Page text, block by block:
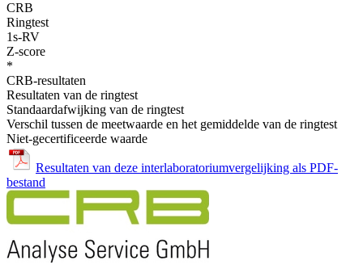
CRB
Ringtest
1s-RV
Z-score
*
CRB-resultaten
Resultaten van de ringtest
Standaardafwijking van de ringtest
Verschil tussen de meetwaarde en het gemiddelde van de ringtest
Niet-gecertificeerde waarde
Resultaten van deze interlaboratoriumvergelijking als PDF-
bestand